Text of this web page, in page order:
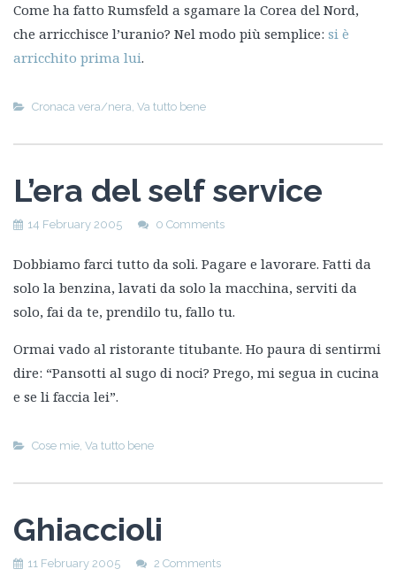
Come ha fatto Rumsfeld a sgamare la Corea del Nord,
che arricchisce l’uranio? Nel modo più semplice: si è
arricchito prima lui.
Cronaca vera/nera, Va tutto bene
L’era del self service
14 February 2005 0 Comments
Dobbiamo farci tutto da soli. Pagare e lavorare. Fatti da
solo la benzina, lavati da solo la macchina, serviti da
solo, fai da te, prendilo tu, fallo tu.
Ormai vado al ristorante titubante. Ho paura di sentirmi
dire: “Pansotti al sugo di noci? Prego, mi segua in cucina
e se li faccia lei”.
Cose mie, Va tutto bene
Ghiaccioli
11 February 2005 2 Comments